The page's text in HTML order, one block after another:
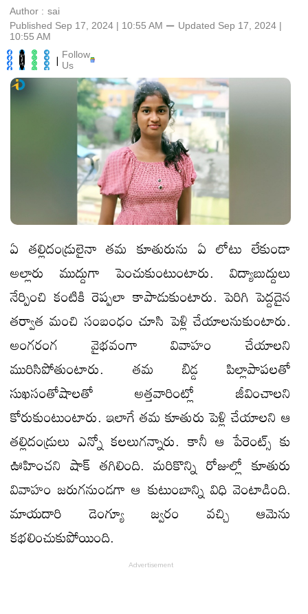
Author : sai
Published Sep 17, 2024 | 10:55 AM ⚊ Updated Sep 17, 2024 |
10:55 AM
| Follow
Us
ఏ తల్లిదండ్రులైనా తమ కూతురును ఏ లోటు లేకుండా
అల్లారు ముద్దుగా పెంచుకుంటుంటారు. విద్యాబుద్దులు
నేర్పించి కంటికి రెప్పలా కాపాడుకుంటారు. పెరిగి పెద్దదైన
తర్వాత మంచి సంబంధం చూసి పెళ్లి చేయాలనుకుంటారు.
అంగరంగ వైభవంగా వివాహం చేయాలని
మురిసిపోతుంటారు. తమ బిడ్డ పిల్లాపాపలతో
సుఖసంతోషాలతో అత్తవారింట్లో జీవించాలని
కోరుకుంటుంటారు. ఇలాగే తమ కూతురు పెళ్లి చేయాలని ఆ
తల్లిదండ్రులు ఎన్నో కలలుగన్నారు. కానీ ఆ పేరెంట్స్ కు
ఊహించని షాక్ తగిలింది. మరికొన్ని రోజుల్లో కూతురు
వివాహం జరుగనుండగా ఆ కుటుంబాన్ని విధి వెంటాడింది.
మాయదారి డెంగ్యూ జ్వరం వచ్చి ఆమెను
కభలించుకుపోయింది.